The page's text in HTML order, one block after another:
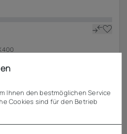
1 Artikel
Ihnen den bestmöglichen Service
Cookies sind für den Betrieb